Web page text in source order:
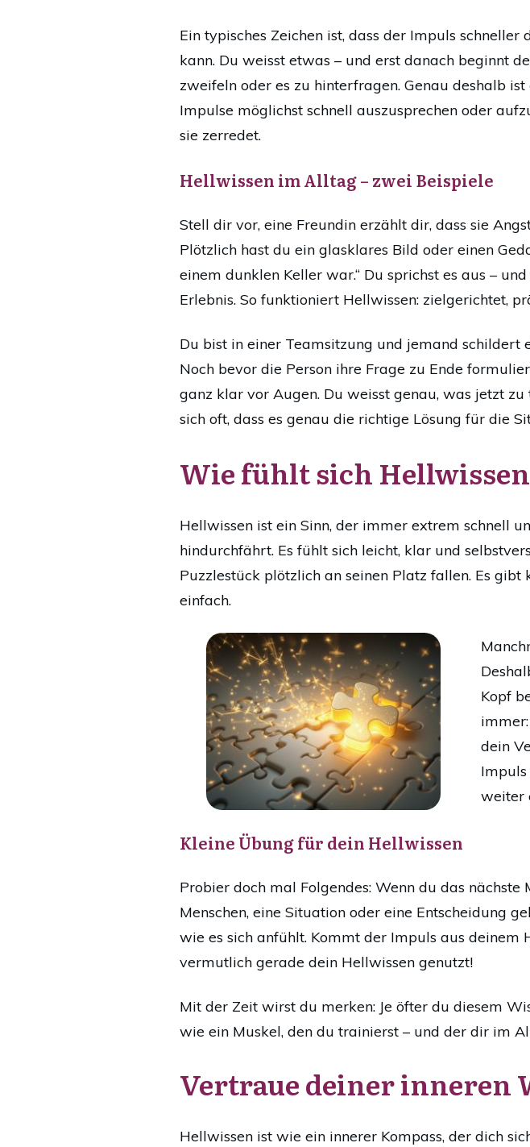
Ein typisches Zeichen ist, dass der Impuls schneller
kann. Du weisst etwas – und erst danach beginnt
zweifeln oder es zu hinterfragen. Genau deshalb
Impulse möglichst schnell auszusprechen oder
sie zerredet.
Hellwissen im Alltag – zwei Beispiele
Stell dir vor, eine Freundin erzählt dir, dass sie
Plötzlich hast du ein glasklares Bild oder einen
einem dunklen Keller war.“ Du sprichst es aus –
Erlebnis. So funktioniert Hellwissen: zielgerichtet,
Du bist in einer Teamsitzung und jemand schildert
Noch bevor die Person ihre Frage zu Ende
ganz klar vor Augen. Du weisst genau, was jetzt
sich oft, dass es genau die richtige Lösung für die
Wie fühlt sich
Hellwissen ist ein Sinn, der immer extrem schnell
hindurchfährt. Es fühlt sich leicht, klar und
Puzzlestück plötzlich an seinen Platz fallen. Es
einfach.
Kopf
dein
weiter
Kleine Übung für dein Hellwissen
Probier doch mal Folgendes: Wenn du das
Menschen, eine Situation oder eine Entscheidung
wie es sich anfühlt. Kommt der Impuls aus deinem
vermutlich gerade dein Hellwissen genutzt!
Mit der Zeit wirst du merken: Je öfter du diesem
wie ein Muskel, den du trainierst – und der dir im
Vertraue deiner inneren
Hellwissen ist wie ein innerer Kompass, der dich